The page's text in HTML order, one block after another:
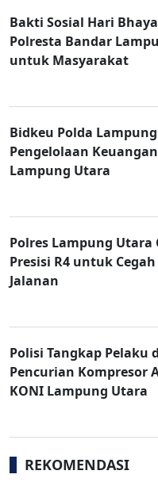
Bakti Sosial Hari
Polresta Bandar
untuk Masyarakat
Bidkeu Polda
Pengelolaan
Lampung Utara
Polres Lampung Utara
Presisi R4 untuk
Jalanan
Polisi Tangkap Pelaku
Pencurian Kompresor
KONI Lampung Utara
REKOMENDASI